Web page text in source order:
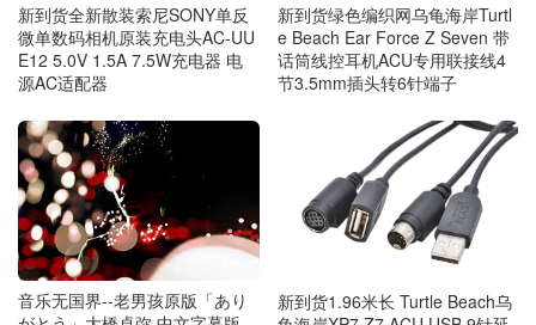
新到货全新散装索尼SONY单反
微单数码相机原装充电头AC-UU
E12 5.0V 1.5A 7.5W充电器 电
源AC适配器
新到货绿色编织网乌龟海岸Turtl
e Beach Ear Force Z Seven 带
话筒线控耳机ACU专用联接线4
节3.5mm插头转6针端子
音乐无国界--老男孩原版「あり
新到货1.96米长 Turtle Beach乌